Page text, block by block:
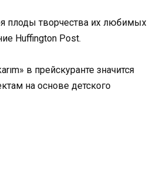
плоды творчества их любимых
Huffington Post.
в прейскуранте значится
на основе детского